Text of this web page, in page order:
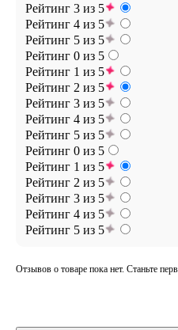
Рейтинг 3 из 5
Рейтинг 4 из 5
Рейтинг 5 из 5
Рейтинг 0 из 5
Рейтинг 1 из 5
Рейтинг 2 из 5
Рейтинг 3 из 5
Рейтинг 4 из 5
Рейтинг 5 из 5
Рейтинг 0 из 5
Рейтинг 1 из 5
Рейтинг 2 из 5
Рейтинг 3 из 5
Рейтинг 4 из 5
Рейтинг 5 из 5
Отзывов о товаре пока нет. Станьте